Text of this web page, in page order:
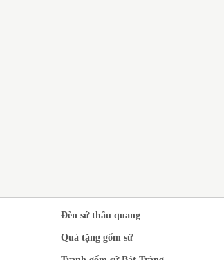
Đèn sứ thấu quang
Quà tặng gốm sứ